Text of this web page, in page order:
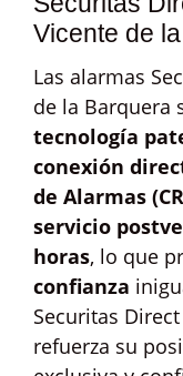
Vicente de
Las alarmas
de la Barquera
tecnología
conexión
de Alarmas
servicio
horas, lo que
confianza
Securitas
refuerza su